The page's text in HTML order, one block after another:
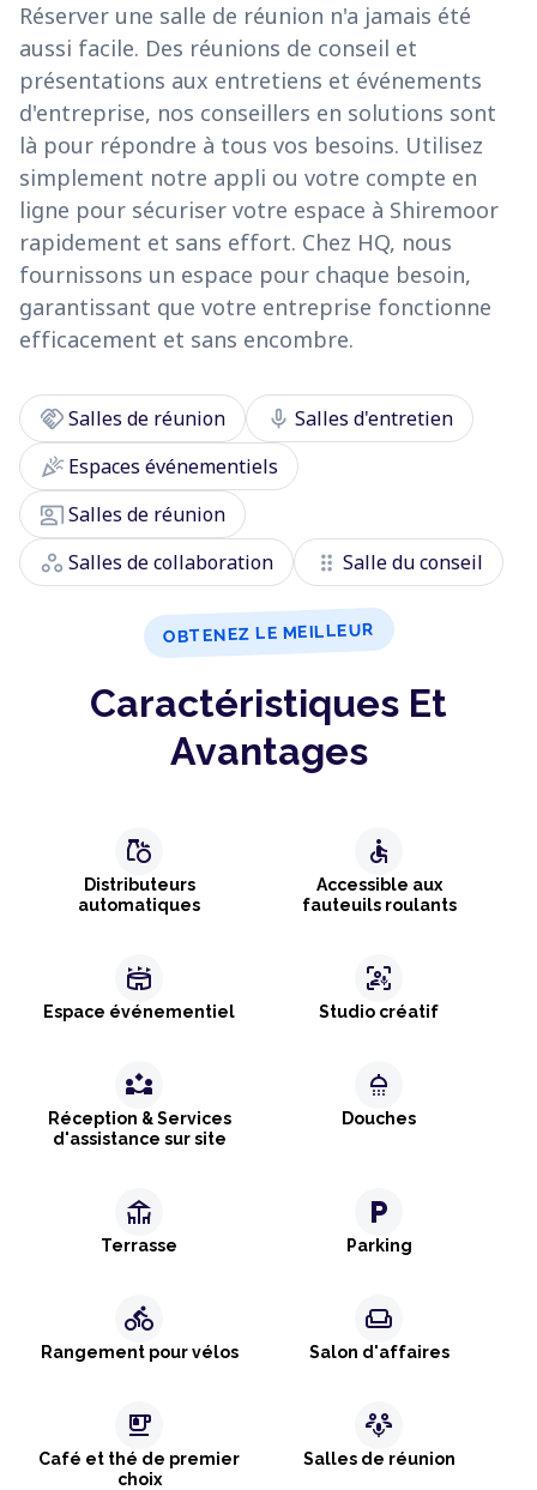
Réserver une salle de réunion n'a jamais été
aussi facile. Des réunions de conseil et
présentations aux entretiens et événements
d'entreprise, nos conseillers en solutions sont
là pour répondre à tous vos besoins. Utilisez
simplement notre appli ou votre compte en
ligne pour sécuriser votre espace à Shiremoor
rapidement et sans effort. Chez HQ, nous
fournissons un espace pour chaque besoin,
garantissant que votre entreprise fonctionne
efficacement et sans encombre.
handshakeSalles de réunion mic Salles d'entretien
celebrationEspaces événementiels
co_presentSalles de réunion
workspaces Salles de collaboration drag_indicator Salle du conseil
OBTENEZ LE MEILLEUR
Caractéristiques Et
Avantages
grocery
Distributeurs
automatiques
accessible
Accessible aux
fauteuils roulants
stadium
Espace événementiel
frame_person_mic
Studio créatif
partner_exchange
Réception & Services
d'assistance sur site
shower
Douches
deck
Terrasse
local_parking
Parking
directions_bike
Rangement pour vélos
weekend
Salon d'affaires
emoji_food_beverage
Café et thé de premier
choix
adaptive_audio_mic
Salles de réunion